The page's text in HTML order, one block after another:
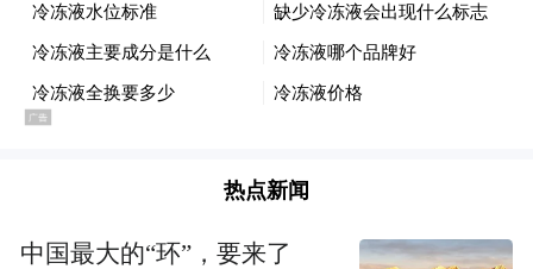
热点新闻
中国最大的“环”，要来了